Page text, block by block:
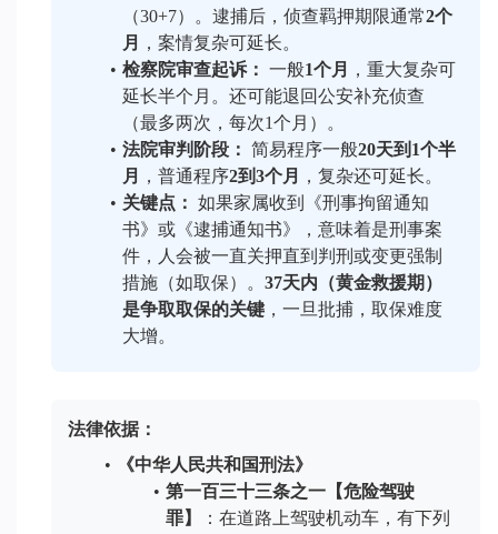
（30+7）。逮捕后，侦查羁押期限通常2个
月
，案情复杂可延长。
检察院审查起诉： 一般1个月
，重大复杂可
延长半个月。还可能退回公安补充侦查
（最多两次，每次1个月）。
法院审判阶段： 简易程序一般20天到1个半
月
，普通程序2到3个月
，复杂还可延长。
关键点： 如果家属收到《刑事拘留通知
书》或《逮捕通知书》，意味着是刑事案
件，人会被一直关押直到判刑或变更强制
措施（如取保）。 37天内（黄金救援期）
是争取取保的关键 ，一旦批捕，取保难度
大增。
法律依据：
《中华人民共和国刑法》
第一百三十三条之一【危险驾驶
罪】
：在道路上驾驶机动车，有下列